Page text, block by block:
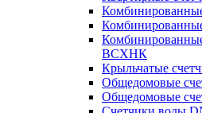
ВСХНК
Крыльчатые
Общедомовые
Общедомовые